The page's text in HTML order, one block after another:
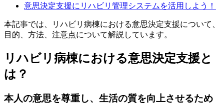
意思決定支援にリハビリ管理システムを活用しよう！
本記事では、リハビリ病棟における意思決定支援について、
目的、方法、注意点について解説しています。
リハビリ病棟における意思決定支援と
は？
本人の意思を尊重し、生活の質を向上させるため